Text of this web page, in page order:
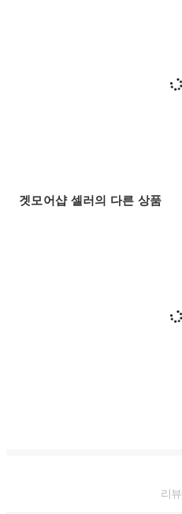
겟모어샵 셀러의 다른 상품
리뷰